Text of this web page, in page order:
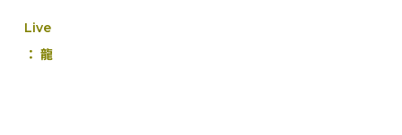
Live
： 龍